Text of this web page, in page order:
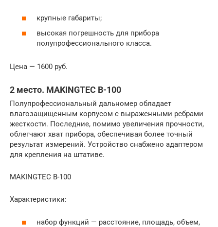
крупные габариты;
высокая погрешность для прибора
полупрофессионального класса.
Цена — 1600 руб.
2 место. MAKINGTEC В-100
Полупрофессиональный дальномер обладает
влагозащищенным корпусом с выраженными ребрами
жесткости. Последние, помимо увеличения прочности,
облегчают хват прибора, обеспечивая более точный
результат измерений. Устройство снабжено адаптером
для крепления на штативе.
MAKINGTEC В-100
Характеристики:
набор функций — расстояние, площадь, объем,